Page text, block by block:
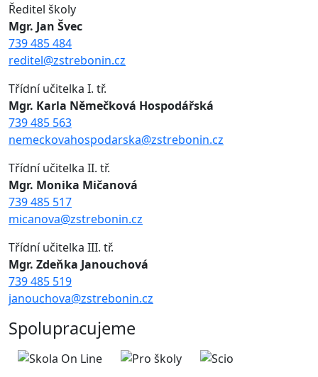
Ředitel školy
Mgr. Jan Švec
739 485 484
reditel@zstrebonin.cz
Třídní učitelka I. tř.
Mgr. Karla Němečková Hospodářská
739 485 563
nemeckovahospodarska@zstrebonin.cz
Třídní učitelka II. tř.
Mgr. Monika Mičanová
739 485 517
micanova@zstrebonin.cz
Třídní učitelka III. tř.
Mgr. Zdeňka Janouchová
739 485 519
janouchova@zstrebonin.cz
Spolupracujeme